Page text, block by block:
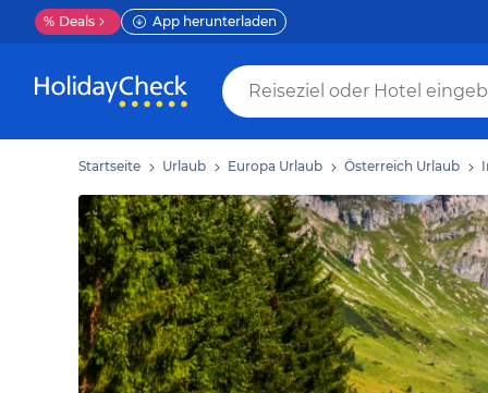
% Deals App herunterladen
Startseite Urlaub Europa Urlaub Österreich Urlaub